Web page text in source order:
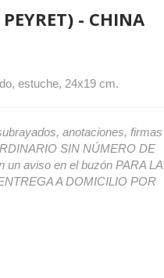
- CHINA
estuche, 24x19 cm.
anotaciones, firmas
SIN NÚMERO DE
aviso en el buzón PARA LA
A DOMICILIO POR